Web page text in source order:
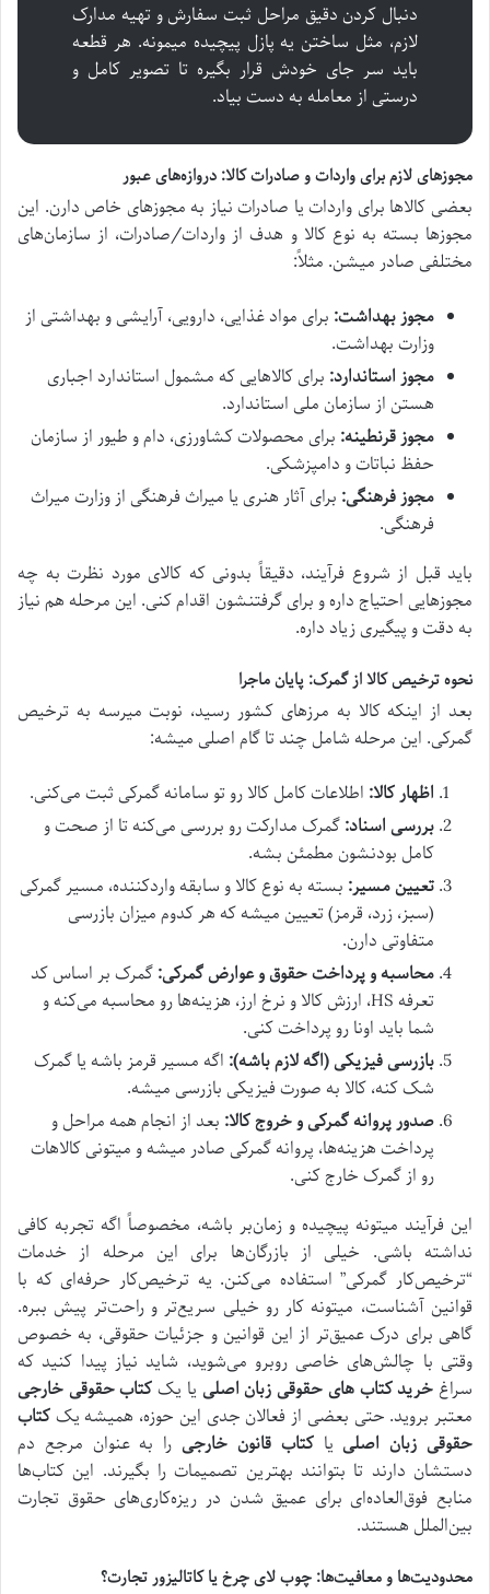
دنبال کردن دقیق مراحل ثبت سفارش و تهیه مدارک
لازم، مثل ساختن یه پازل پیچیده میمونه. هر قطعه
باید سر جای خودش قرار بگیره تا تصویر کامل و
درستی از معامله به دست بیاد.
مجوزهای لازم برای واردات و صادرات کالا: دروازه‌های عبور
بعضی کالاها برای واردات یا صادرات نیاز به مجوزهای خاص دارن. این
مجوزها بسته به نوع کالا و هدف از واردات/صادرات، از سازمان‌های
مختلفی صادر میشن. مثلاً:
مجوز بهداشت: برای مواد غذایی، دارویی، آرایشی و بهداشتی از
وزارت بهداشت.
مجوز استاندارد: برای کالاهایی که مشمول استاندارد اجباری
هستن از سازمان ملی استاندارد.
مجوز قرنطینه: برای محصولات کشاورزی، دام و طیور از سازمان
حفظ نباتات و دامپزشکی.
مجوز فرهنگی: برای آثار هنری یا میراث فرهنگی از وزارت میراث
فرهنگی.
باید قبل از شروع فرآیند، دقیقاً بدونی که کالای مورد نظرت به چه
مجوزهایی احتیاج داره و برای گرفتنشون اقدام کنی. این مرحله هم نیاز
به دقت و پیگیری زیاد داره.
نحوه ترخیص کالا از گمرک: پایان ماجرا
بعد از اینکه کالا به مرزهای کشور رسید، نوبت میرسه به ترخیص
گمرکی. این مرحله شامل چند تا گام اصلی میشه:
اظهار کالا: اطلاعات کامل کالا رو تو سامانه گمرکی ثبت می‌کنی.
بررسی اسناد:گمرک مدارکت رو بررسی می‌کنه تا از صحت و
کامل بودنشون مطمئن بشه.
تعیین مسیر: بسته به نوع کالا و سابقه واردکننده، مسیر گمرکی
(سبز، زرد، قرمز) تعیین میشه که هر کدوم میزان بازرسی
متفاوتی دارن.
محاسبه و پرداخت حقوق و عوارض گمرکی:گمرک بر اساس کد
تعرفه HS، ارزش کالا و نرخ ارز، هزینه‌ها رو محاسبه می‌کنه و
شما باید اونا رو پرداخت کنی.
بازرسی فیزیکی (اگه لازم باشه): اگه مسیر قرمز باشه یا گمرک
شک کنه، کالا به صورت فیزیکی بازرسی میشه.
صدور پروانه گمرکی و خروج کالا: بعد از انجام همه مراحل و
پرداخت هزینه‌ها، پروانه گمرکی صادر میشه و میتونی کالاهات
رو از گمرک خارج کنی.
این فرآیند میتونه پیچیده و زمان‌بر باشه، مخصوصاً اگه تجربه کافی
نداشته باشی. خیلی از بازرگان‌ها برای این مرحله از خدمات
“ترخیص‌کار گمرکی” استفاده می‌کنن. یه ترخیص‌کار حرفه‌ای که با
قوانین آشناست، میتونه کار رو خیلی سریع‌تر و راحت‌تر پیش ببره.
گاهی برای درک عمیق‌تر از این قوانین و جزئیات حقوقی، به خصوص
وقتی با چالش‌های خاصی روبرو می‌شوید، شاید نیاز پیدا کنید که
سراغ خرید کتاب‌ های حقوقی زبان اصلی یا یککتاب حقوقی خارجی
معتبر بروید. حتی بعضی از فعالان جدی این حوزه، همیشه یککتاب
حقوقی زبان اصلییاکتاب قانون خارجیرا به عنوان مرجع دم
دستشان دارند تا بتوانند بهترین تصمیمات را بگیرند. این کتاب‌ها
منابع فوق‌العاده‌ای برای عمیق شدن در ریزه‌کاری‌های حقوق تجارت
بین‌الملل هستند.
محدودیت‌ها و معافیت‌ها: چوب لای چرخ یا کاتالیزور تجارت؟